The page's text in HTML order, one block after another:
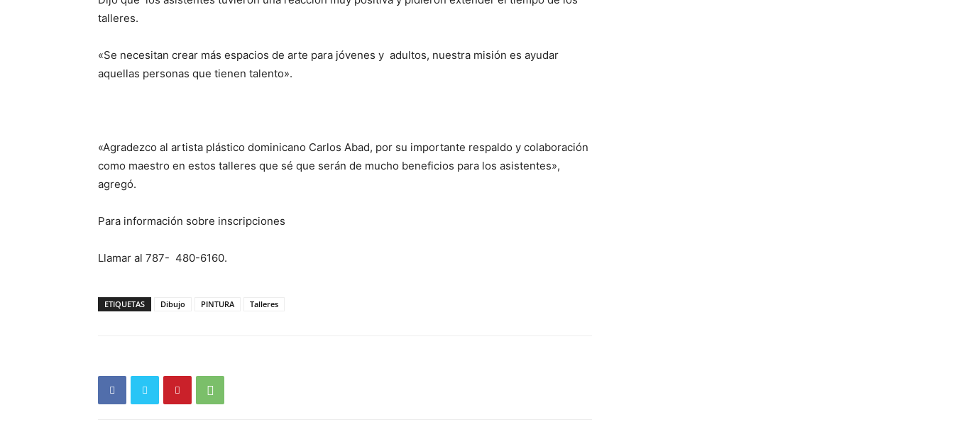
talleres.
«Se necesitan crear más espacios de arte para jóvenes y adultos, nuestra misión es ayudar
aquellas personas que tienen talento».
«Agradezco al artista plástico dominicano Carlos Abad, por su importante respaldo y colaboración
como maestro en estos talleres que sé que serán de mucho beneficios para los asistentes»,
agregó.
Para información sobre inscripciones
Llamar al 787- 480-6160.
ETIQUETAS Dibujo PINTURA Talleres